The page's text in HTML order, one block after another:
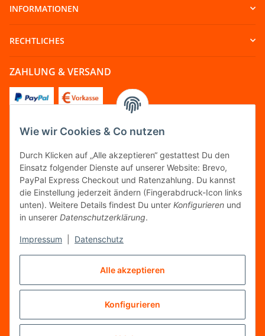
Alle akzeptieren
Konfigurieren
Wie wir Cookies & Co nutzen
Durch Klicken auf „Alle akzeptieren“ gestattest Du den
Einsatz folgender Dienste auf unserer Website: Brevo,
PayPal Express Checkout und Ratenzahlung. Du kannst
die Einstellung jederzeit ändern (Fingerabdruck-Icon links
unten). Weitere Details findest Du unter Konfigurieren und
in unserer Datenschutzerklärung.
Impressum Datenschutz
INFORMATIONEN
RECHTLICHES
ZAHLUNG & VERSAND
FOLGT UNS
FAIRCOMMERCE
Wir sind seit 04.12.2015 Mitglied der Initiative
Vertrag widerrufen
* Alle Preise inkl. gesetzlicher MwSt.